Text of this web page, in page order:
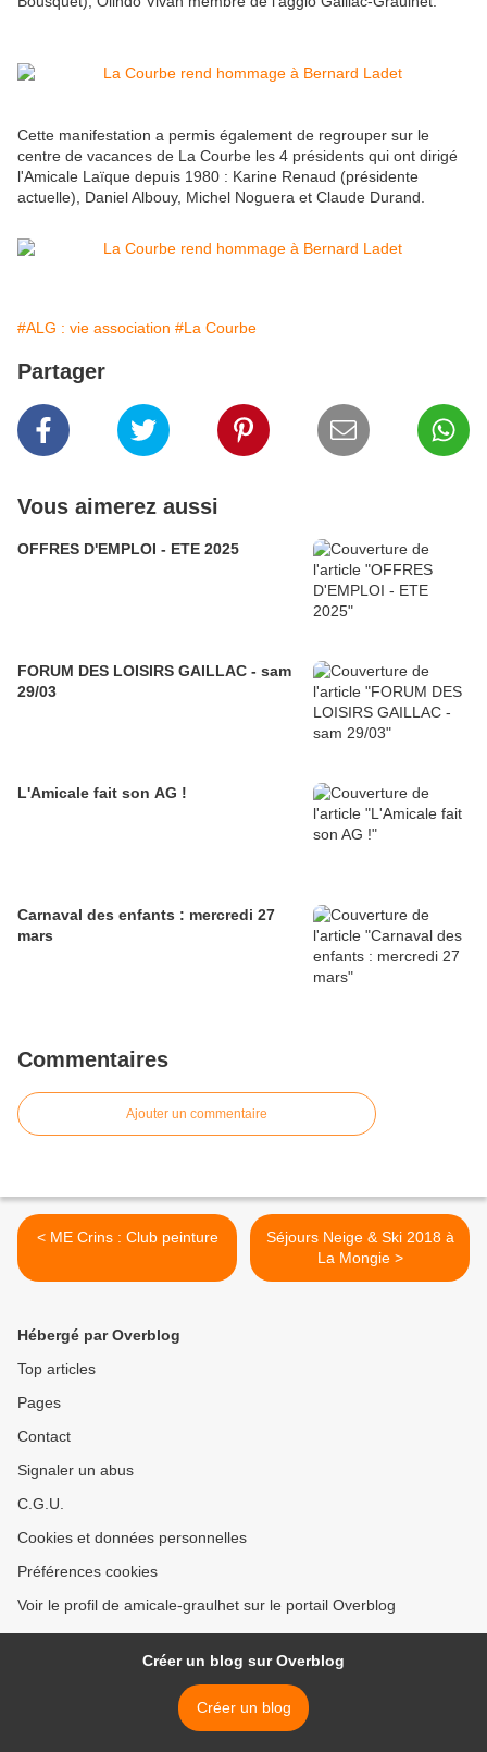
Cette manifestation a permis également de regrouper sur le
centre de vacances de La Courbe les 4 présidents qui ont dirigé
l'Amicale Laïque depuis 1980 : Karine Renaud (présidente
actuelle), Daniel Albouy, Michel Noguera et Claude Durand.
#ALG : vie association #La Courbe
Partager
Vous aimerez aussi
OFFRES D'EMPLOI - ETE 2025
FORUM DES LOISIRS GAILLAC - sam
29/03
L'Amicale fait son AG !
Carnaval des enfants : mercredi 27
mars
Commentaires
Ajouter un commentaire
< ME Crins : Club peinture
Séjours Neige & Ski 2018 à
La Mongie >
Hébergé par Overblog
Top articles
Pages
Contact
Signaler un abus
C.G.U.
Cookies et données personnelles
Préférences cookies
Voir le profil de amicale-graulhet sur le portail Overblog
Créer un blog sur Overblog
Créer un blog